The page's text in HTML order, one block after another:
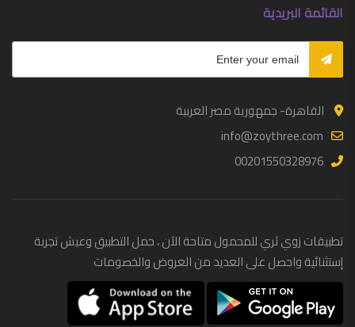
القائمة البريدية
القاهرة- جمهورية مصر العربية
info@zoythree.com
00201550328976
تطبيقات زوي ثري للمحمول متاحة الآن ، حمل التطبيق وعيش تجربة
إستثنائية واحصل على العديد من العروض والخصومات